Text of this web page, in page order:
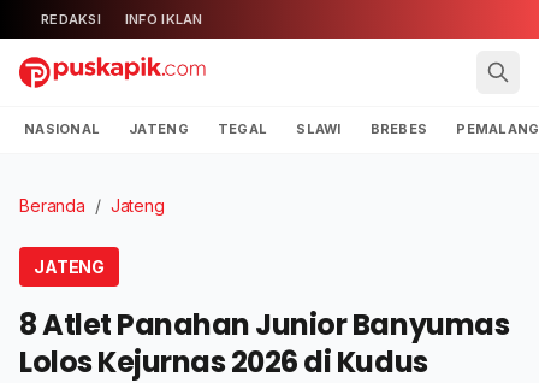
REDAKSI INFO IKLAN
NASIONAL JATENG TEGAL SLAWI BREBES PEMALANG
Beranda / Jateng
JATENG
8 Atlet Panahan Junior Banyumas
Lolos Kejurnas 2026 di Kudus